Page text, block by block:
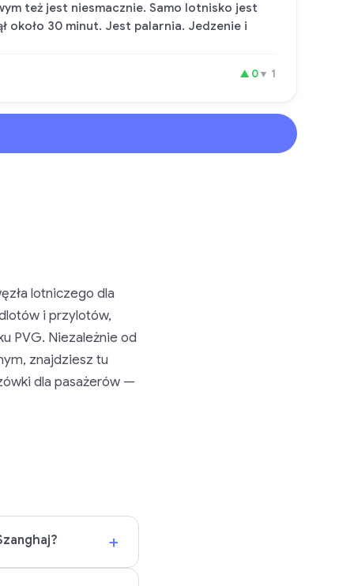
też jest niesmacznie. Samo lotnisko jest
około 30 minut. Jest palarnia. Jedzenie i
▲ 0▼ 1
lotniczego dla
i przylotów,
PVG. Niezależnie od
znajdziesz tu
dla pasażerów —
+